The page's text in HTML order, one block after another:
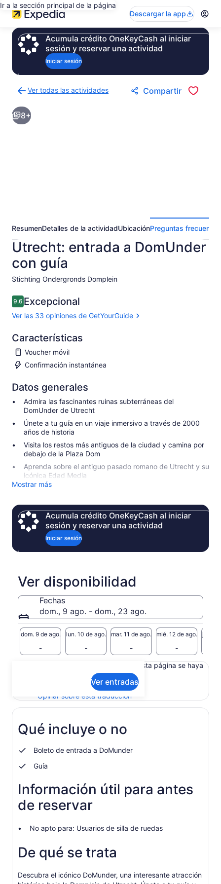
Ir a la sección principal de la página
Descargar la app
Acumula crédito OneKeyCash al iniciar
sesión y reservar una actividad
Iniciar sesión
Ver todas las actividades
a
la
página
Compartir
8+
ResumenDetalles de la actividadUbicaciónPreguntas frecuentes
Utrecht: entrada a DomUnder
con guía
Stichting Ondergronds Domplein​
9.69.6 de 10
Excepcional
Ver las 33 opiniones de GetYourGuide
Características
Voucher móvil
Confirmación instantánea
Datos generales
Admira las fascinantes ruinas subterráneas del
DomUnder de Utrecht
Únete a tu guía en un viaje inmersivo a través de 2000
años de historia
Visita los restos más antiguos de la ciudad y camina por
debajo de la Plaza Dom
Aprenda sobre el antiguo pasado romano de Utrecht y su
icónica Edad Media
Mostrar más
Acumula crédito OneKeyCash al iniciar
sesión y reservar una actividad
Iniciar sesión
Ver disponibilidad
Fechas
dom., 9 ago. - dom., 23 ago.
dom. 9 de ago.
-
lun. 10 de ago.
-
mar. 11 de ago.
-
mié. 12 de ago.
-
jue.
Ver entradas
Es posible que el contenido de esta página se haya
traducido automáticamente.
Ver texto original (en inglés)
Opinar sobre esta traducciónSe
Qué incluye o no
Boleto de entrada a DoMunder
Guía
Información útil para antes
de reservar
No apto para: Usuarios de silla de ruedas
De qué se trata
Descubra el icónico DoMunder, una interesante atracción